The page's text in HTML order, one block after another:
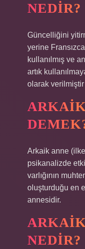
NEDIR?
Güncelliğini
yerine
kullanılmış ve
artık
olarak
Arkaik anne
psikanalizde
varlığının
oluşturduğu en
annesidir.
NEDIR?